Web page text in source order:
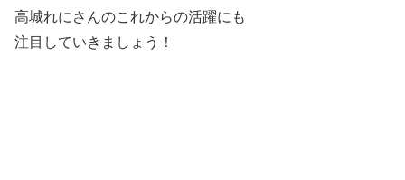
高城れにさんのこれからの活躍にも
注目していきましょう！